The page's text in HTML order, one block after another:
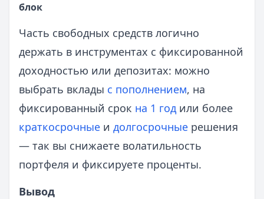
блок
Часть свободных средств логично
держать в инструментах с фиксированной
доходностью или депозитах: можно
выбрать вклады с пополнением, на
фиксированный срок на 1 год или более
краткосрочные и долгосрочные решения
— так вы снижаете волатильность
портфеля и фиксируете проценты.
Вывод